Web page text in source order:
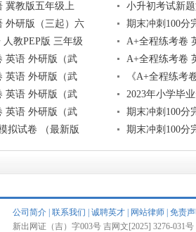
冀教版五年级上
外研版（三起）六
人教PEP版 三年级
英语 外研版（武
英语 外研版（武
英语 外研版（武
英语 外研版（武
拟试卷 （最新版
小升初考试新
期末冲刺100分
A+全程练考卷
A+全程练考卷
《A+全程练考
2023年小学毕
期末冲刺100分
期末冲刺100分
公司简介 联系我们 诚聘英才 网站律师 免责
新出网证（吉）字003号 吉网文[2025] 3276-031